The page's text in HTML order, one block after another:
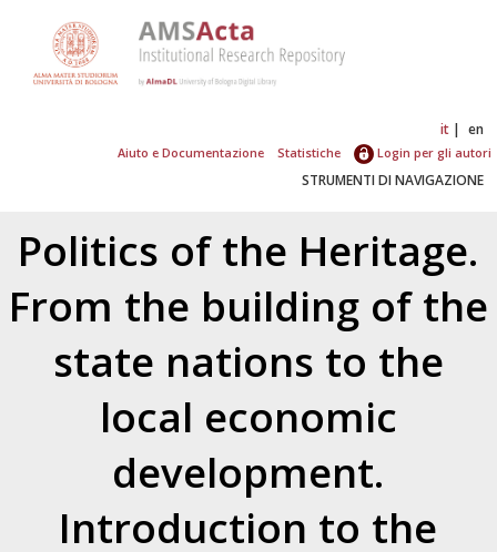
it en
Aiuto e Documentazione Statistiche Login per gli autori
STRUMENTI DI NAVIGAZIONE
Politics of the Heritage.
From the building of the
state nations to the
local economic
development.
Introduction to the